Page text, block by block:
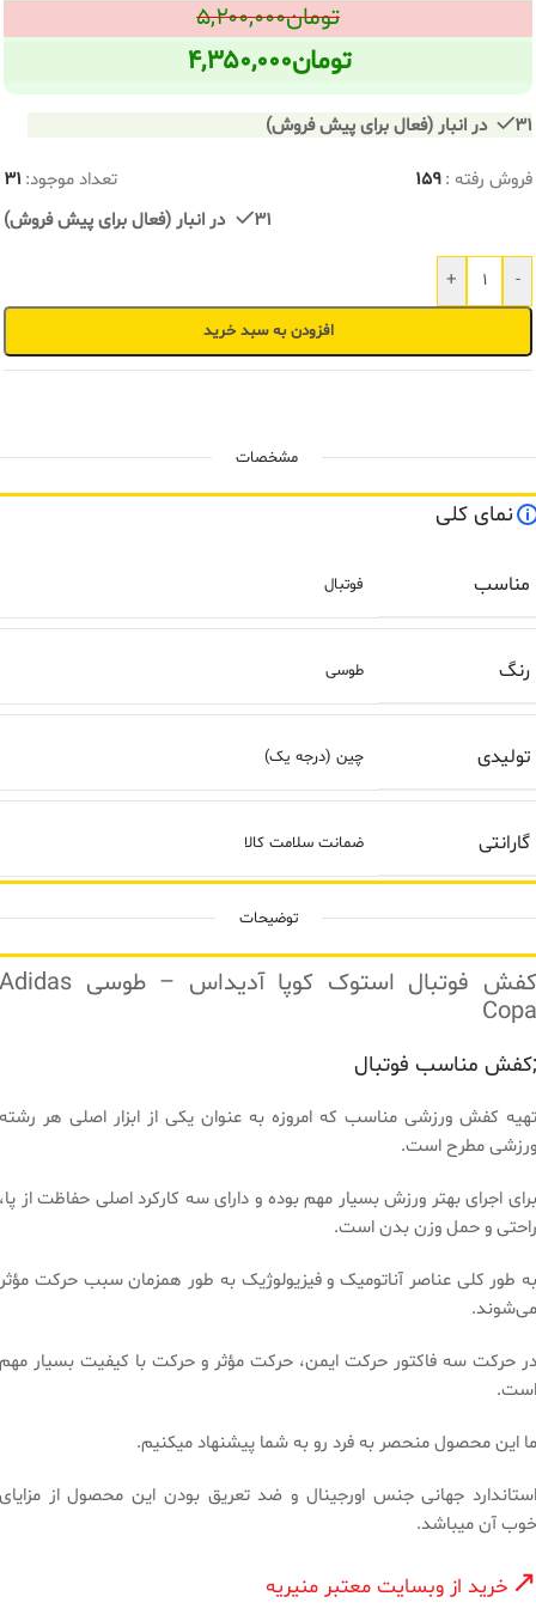
تومان۵,۲۰۰,۰۰۰
تومان۴,۳۵۰,۰۰۰
31 در انبار (فعال برای پیش فروش)
فروش رفته :159 تعداد موجود: 31
31 در انبار (فعال برای پیش فروش)
-
+
افزودن به سبد خرید
توضیحات
کفش فوتبال استوک کوپا آدیداس – طوسی Adidas
Copa
;کفش مناسب فوتبال
تهیه کفش ورزشی مناسب که امروزه به عنوان یکی از ابزار اصلی هر رشته
ورزشی مطرح است.
برای اجرای بهتر ورزش بسیار مهم بوده و دارای سه کارکرد اصلی حفاظت از پا،
راحتی و حمل وزن بدن است.
به طور کلی عناصر آناتومیک و فیزیولوژیک به طور همزمان سبب حرکت مؤثر
می‌شوند.
در حرکت سه فاکتور حرکت ایمن، حرکت مؤثر و حرکت با کیفیت بسیار مهم
است.
ما این محصول منحصر به فرد رو به شما پیشنهاد میکنیم.
استاندارد جهانی جنس اورجینال و ضد تعریق بودن این محصول از مزایای
خوب آن میباشد.
خرید از وبسایت معتبر منیریه
مشخصات
نمای کلی
مناسب فوتبال
رنگ طوسی
تولیدی چین (درجه یک)
گارانتی ضمانت سلامت کالا